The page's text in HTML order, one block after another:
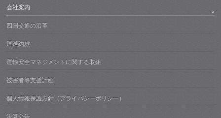
会社案内
四国交通の沿革
運送約款
運輸安全マネジメントに関する取組
被害者等支援計画
個人情報保護方針（プライバシーポリシー）
決算公告